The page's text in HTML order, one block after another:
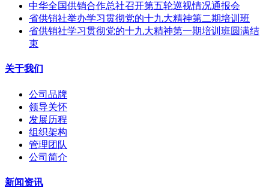
中华全国供销合作总社召开第五轮巡视情况通报会
省供销社举办学习贯彻党的十九大精神第二期培训班
省供销社学习贯彻党的十九大精神第一期培训班圆满结
束
关于我们
公司品牌
领导关怀
发展历程
组织架构
管理团队
公司简介
新闻资讯